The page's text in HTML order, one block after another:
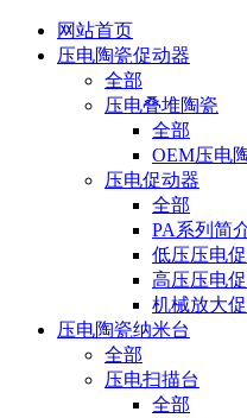
网站首页
压电陶瓷促动器
全部
压电叠堆陶瓷
全部
OEM压电
压电促动器
全部
PA系列简
低压压电
高压压电
机械放大
压电陶瓷纳米台
全部
压电扫描台
全部